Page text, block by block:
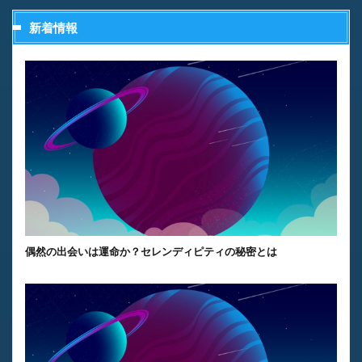
新着情報
偶然の出会いは運命か？セレンディピティの秘密とは